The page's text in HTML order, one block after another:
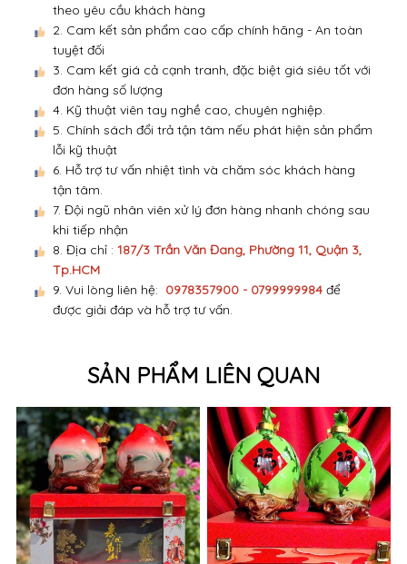
theo yêu cầu khách hàng
2. Cam kết sản phẩm cao cấp chính hãng - An toàn
tuyệt đối
3. Cam kết giá cả cạnh tranh, đặc biệt giá siêu tốt với
đơn hàng số lượng
4. Kỹ thuật viên tay nghề cao, chuyên nghiệp.
5. Chính sách đổi trả tận tâm nếu phát hiện sản phẩm
lỗi kỹ thuật
6. Hỗ trợ tư vấn nhiệt tình và chăm sóc khách hàng
tận tâm.
7. Đội ngũ nhân viên xử lý đơn hàng nhanh chóng sau
khi tiếp nhận
8. Địa chỉ : 187/3 Trần Văn Đang, Phường 11, Quận 3,
Tp.HCM
9. Vui lòng liên hệ: 0978357900 - 0799999984 để
được giải đáp và hỗ trợ tư vấn.
SẢN PHẨM LIÊN QUAN